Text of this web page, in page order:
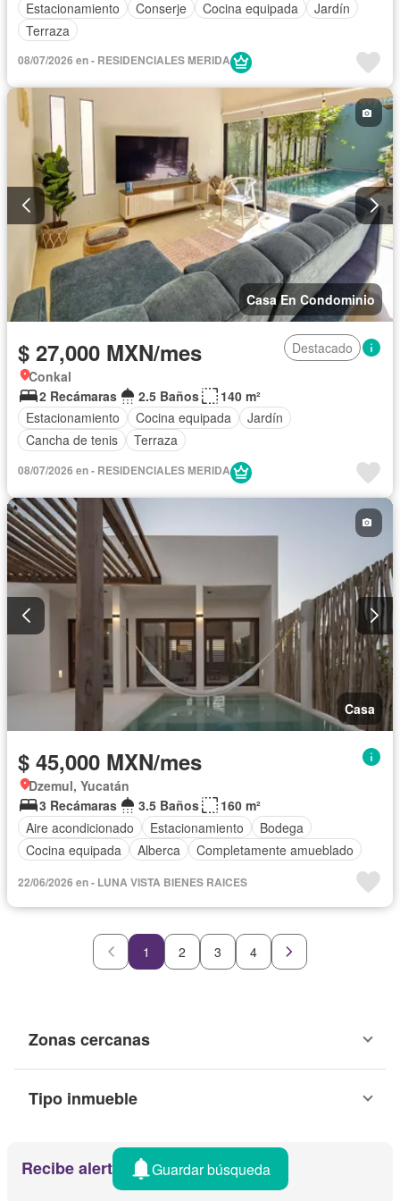
Estacionamiento
Conserje Cocina equipada
Jardín
Terraza
08/07/2026 en - RESIDENCIALES MERIDA
Casa En Condominio
$ 27,000 MXN/mes
Destacado
Conkal
2 Recámaras
2.5 Baños
140 m²
Estacionamiento
Cocina equipada
Jardín
Cancha de tenis
Terraza
08/07/2026 en - RESIDENCIALES MERIDA
Casa
$ 45,000 MXN/mes
Dzemul, Yucatán
3 Recámaras
3.5 Baños
160 m²
Aire acondicionado
Estacionamiento
Bodega
Cocina equipada
Alberca Completamente amueblado
22/06/2026 en - LUNA VISTA BIENES RAICES
1 2 3 4
Zonas cercanas
Tipo inmueble
Recibe alertas por emailGuardar búsqueda